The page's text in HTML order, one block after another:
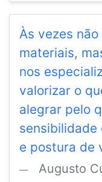
Às vezes
materiais,
nos
valorizar o
alegrar pelo
sensibilidade
e postura de
Augusto